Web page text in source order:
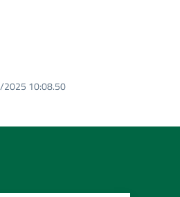
10:08.50